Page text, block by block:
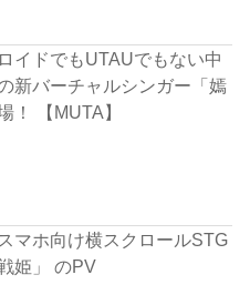
イドでもUTAUでもない中
新バーチャルシンガー「嫣
！ 【MUTA】
マホ向け横スクロールSTG
姫」 のPV